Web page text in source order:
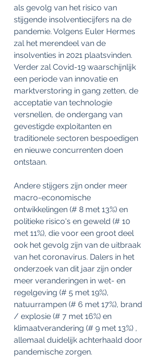
als gevolg van het risico van
stijgende insolventiecijfers na de
pandemie. Volgens Euler Hermes
zal het merendeel van de
insolventies in 2021 plaatsvinden.
Verder zal Covid-19 waarschijnlijk
een periode van innovatie en
marktverstoring in gang zetten, de
acceptatie van technologie
versnellen, de ondergang van
gevestigde exploitanten en
traditionele sectoren bespoedigen
en nieuwe concurrenten doen
ontstaan.
Andere stijgers zijn onder meer
macro-economische
ontwikkelingen (# 8 met 13%) en
politieke risico's en geweld (# 10
met 11%), die voor een groot deel
ook het gevolg zijn van de uitbraak
van het coronavirus. Dalers in het
onderzoek van dit jaar zijn onder
meer veranderingen in wet- en
regelgeving (# 5 met 19%),
natuurrampen (# 6 met 17%), brand
/ explosie (# 7 met 16%) en
klimaatverandering (# 9 met 13%) ,
allemaal duidelijk achterhaald door
pandemische zorgen.